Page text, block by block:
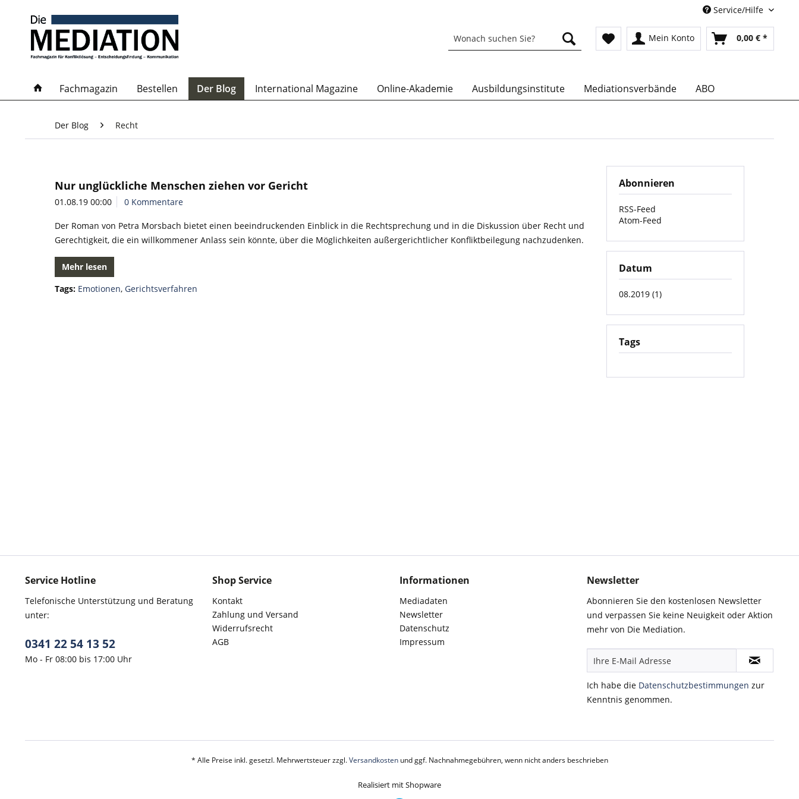
Service/Hilfe
Mein Konto 0,00 € *
Fachmagazin Bestellen Der Blog International Magazine Online-Akademie Ausbildungsinstitute Mediationsverbände ABO
Der Blog Recht
Abonnieren
RSS-Feed
Atom-Feed
Datum
08.2019 (1)
Tags
Nur unglückliche Menschen ziehen vor Gericht
01.08.19 00:00 0 Kommentare
Der Roman von Petra Morsbach bietet einen beeindruckenden Einblick in die Rechtsprechung und in die Diskussion über Recht und
Gerechtigkeit, die ein willkommener Anlass sein könnte, über die Möglichkeiten außergerichtlicher Konfliktbeilegung nachzudenken.
Mehr lesen
Tags: Emotionen, Gerichtsverfahren
Service Hotline
Telefonische Unterstützung und Beratung
unter:
0341 22 54 13 52
Mo - Fr 08:00 bis 17:00 Uhr
Shop Service
Kontakt
Zahlung und Versand
Widerrufsrecht
AGB
Informationen
Mediadaten
Newsletter
Datenschutz
Impressum
Newsletter
Abonnieren Sie den kostenlosen Newsletter
und verpassen Sie keine Neuigkeit oder Aktion
mehr von Die Mediation.
Ich habe die Datenschutzbestimmungen zur
Kenntnis genommen.
* Alle Preise inkl. gesetzl. Mehrwertsteuer zzgl.Versandkostenund ggf. Nachnahmegebühren, wenn nicht anders beschrieben
Realisiert mit Shopware